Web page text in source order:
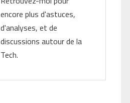
encore plus d'astuces,
d'analyses, et de
discussions autour de la
Tech.